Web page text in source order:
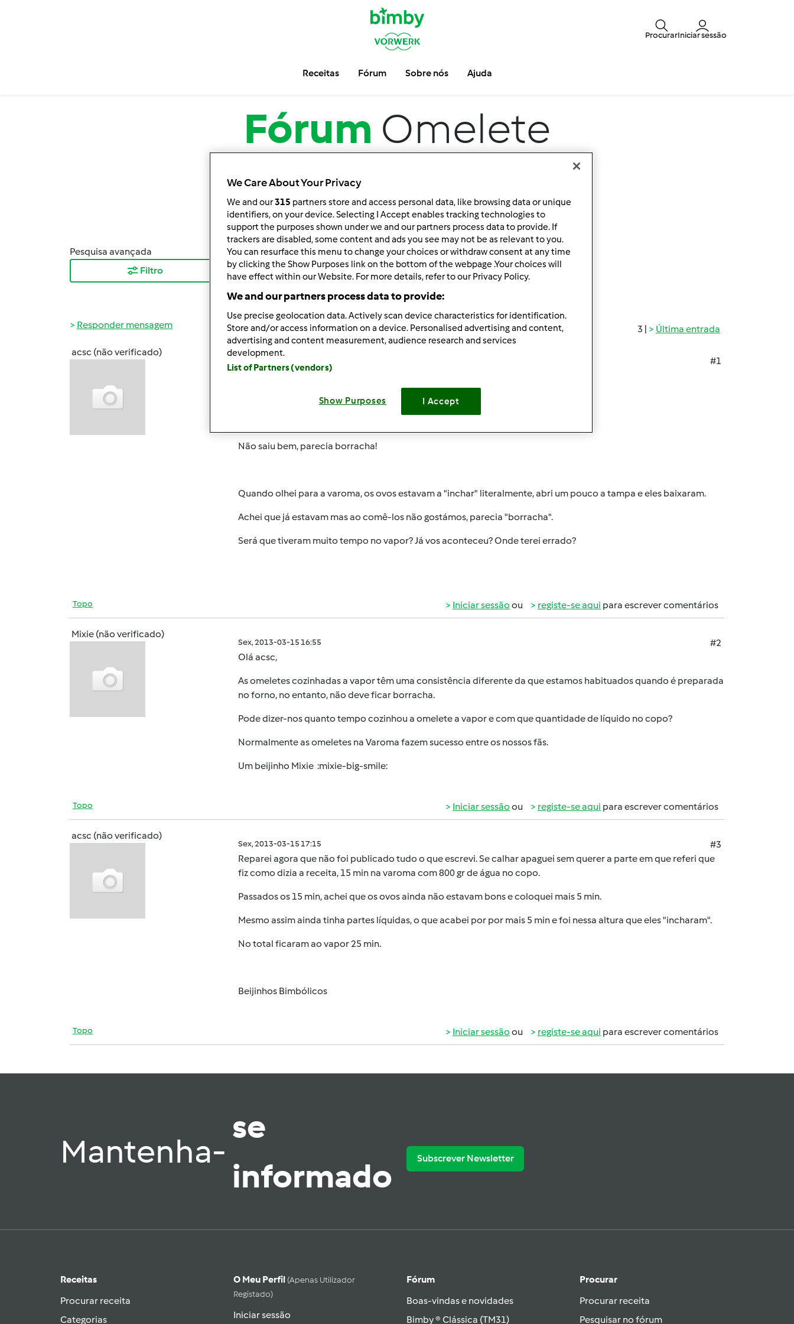
ProcurarIniciar sessão
Receitas Fórum Sobre nós Ajuda
Fórum Omelete
Pesquisa avançada
Filtro
Ordenar por:
Mais Recentes
Resultados por página:
10
3 | Última entrada
Responder mensagem
acsc (não verificado)
Sex, 2013-03-15 10:23 #1
Para aproveitar bacalhau que tinha sobrado, decidi fazer uma omelete.
Não saiu bem, parecia borracha!
Quando olhei para a varoma, os ovos estavam a "inchar" literalmente, abri um pouco a tampa e eles baixaram.
Achei que já estavam mas ao comê-los não gostámos, parecia "borracha".
Será que tiveram muito tempo no vapor? Já vos aconteceu? Onde terei errado?
Topo Iniciar sessão ou registe-se aqui para escrever comentários
Mixie (não verificado)
Sex, 2013-03-15 16:55
#2
Olá acsc,
As omeletes cozinhadas a vapor têm uma consistência diferente da que estamos habituados quando é preparada
no forno, no entanto, não deve ficar borracha.
Pode dizer-nos quanto tempo cozinhou a omelete a vapor e com que quantidade de líquido no copo?
Normalmente as omeletes na Varoma fazem sucesso entre os nossos fãs.
Um beijinho Mixie :mixie-big-smile:
Topo Iniciar sessão ou registe-se aqui para escrever comentários
acsc (não verificado)
Sex, 2013-03-15 17:15
#3
Reparei agora que não foi publicado tudo o que escrevi. Se calhar apaguei sem querer a parte em que referi que
fiz como dizia a receita, 15 min na varoma com 800 gr de água no copo.
Passados os 15 min, achei que os ovos ainda não estavam bons e coloquei mais 5 min.
Mesmo assim ainda tinha partes líquidas, o que acabei por por mais 5 min e foi nessa altura que eles "incharam".
No total ficaram ao vapor 25 min.
Beijinhos Bimbólicos
Topo Iniciar sessão ou registe-se aqui para escrever comentários
Mantenha-
se
informado
Subscrever Newsletter
Receitas
Procurar receita
Categorias
O Meu Perfil (apenas Utilizador
Registado)
Iniciar sessão
Fórum
Boas-vindas e novidades
Bimby ® Clássica (TM31)
Procurar
Procurar receita
Pesquisar no fórum
We Care About Your Privacy
We and our315 partners store and access personal data, like browsing data or unique
identifiers, on your device. Selecting I Accept enables tracking technologies to
support the purposes shown under we and our partners process data to provide. If
trackers are disabled, some content and ads you see may not be as relevant to you.
You can resurface this menu to change your choices or withdraw consent at any time
by clicking the Show Purposes link on the bottom of the webpage .Your choices will
have effect within our Website. For more details, refer to our Privacy Policy.
We and our partners process data to provide:
Use precise geolocation data. Actively scan device characteristics for identification.
Store and/or access information on a device. Personalised advertising and content,
advertising and content measurement, audience research and services
development.
List of Partners (vendors)
Show Purposes I Accept